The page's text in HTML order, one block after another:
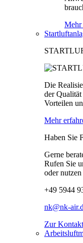
Mehr
Die
der
Vorteilen
Mehr
Haben Sie
Gerne
Rufen Sie
oder
+49 5944
nk@nk-
Zur